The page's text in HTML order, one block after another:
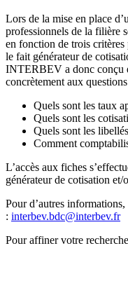
Lors de la mise en place
professionnels de la filière
en fonction de trois critères
le fait générateur de
INTERBEV a donc conçu
concrètement aux
Quels sont les taux
Quels sont les
Quels sont les
Comment
L’accès aux fiches
générateur de cotisation
Pour d’autres
: interbev.bdc@interbev.fr
Pour affiner votre recherche